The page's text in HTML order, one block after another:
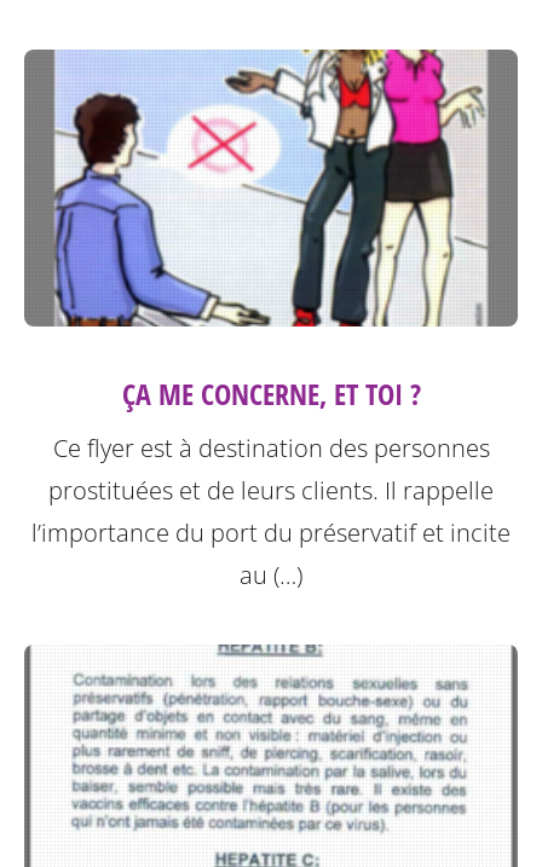
ÇA ME CONCERNE, ET TOI ?
Ce flyer est à destination des personnes
prostituées et de leurs clients. Il rappelle
l’importance du port du préservatif et incite
au (…)